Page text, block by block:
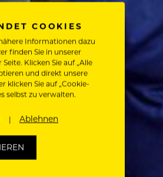
COOKIES
Informationen dazu
finden Sie in unserer
Klicken Sie auf „Alle
und direkt unsere
klicken Sie auf „Cookie-
selbst zu verwalten.
Ablehnen